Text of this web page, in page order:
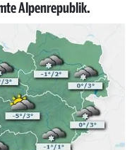
Alpenrepublik.